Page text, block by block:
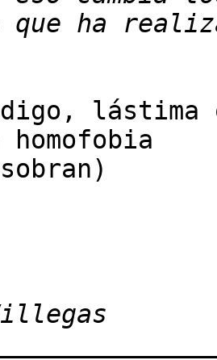
digo, lástima
homofobia